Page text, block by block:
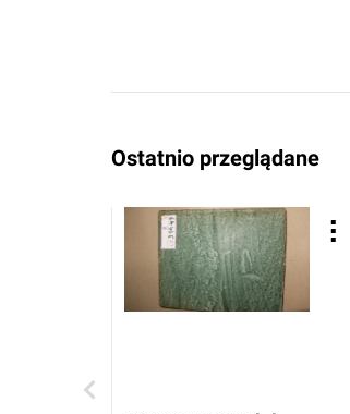
Ostatnio przeglądane